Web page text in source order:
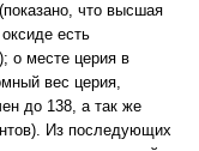
что высшая
есть
о месте церия в
вес церия,
до 138, а так же
Из последующих